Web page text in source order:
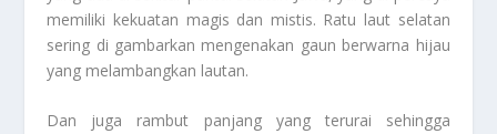
memiliki kekuatan magis dan mistis. Ratu laut selatan
sering di gambarkan mengenakan gaun berwarna hijau
yang melambangkan lautan.
Dan juga rambut panjang yang terurai sehingga